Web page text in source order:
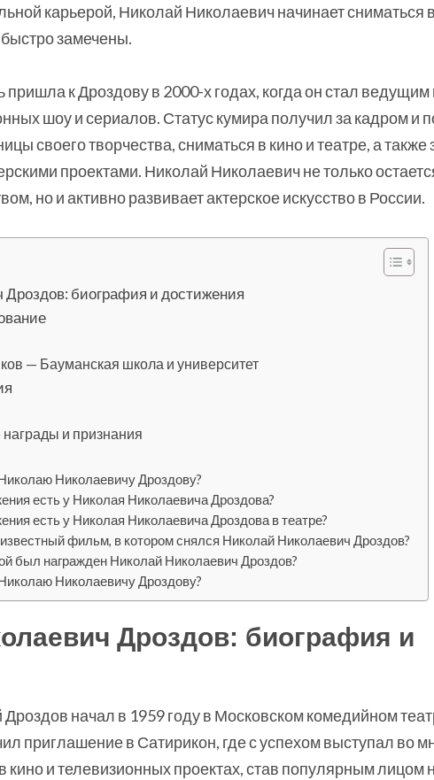
карьерой, Николай Николаевич начинает сниматься в
замечены.
к Дроздову в 2000-х годах, когда он стал ведущим
шоу и сериалов. Статус кумира получил за кадром и
своего творчества, сниматься в кино и театре, а также
проектами. Николай Николаевич не только
но и активно развивает актерское искусство в России.
биография и достижения
— Бауманская школа и университет
и признания
Николаевичу Дроздову?
есть у Николая Николаевича Дроздова?
есть у Николая Николаевича Дроздова в театре?
фильм, в котором снялся Николай Николаевич Дроздов?
был награжден Николай Николаевич Дроздов?
Николаевичу Дроздову?
Дроздов: биография и
начал в 1959 году в Московском комедийном
приглашение в Сатирикон, где с успехом выступал во
кино и телевизионных проектах, став популярным лицом